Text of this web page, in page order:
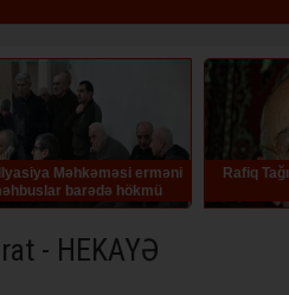
Tağının doğum günüdür Elm
- HEKAYƏ